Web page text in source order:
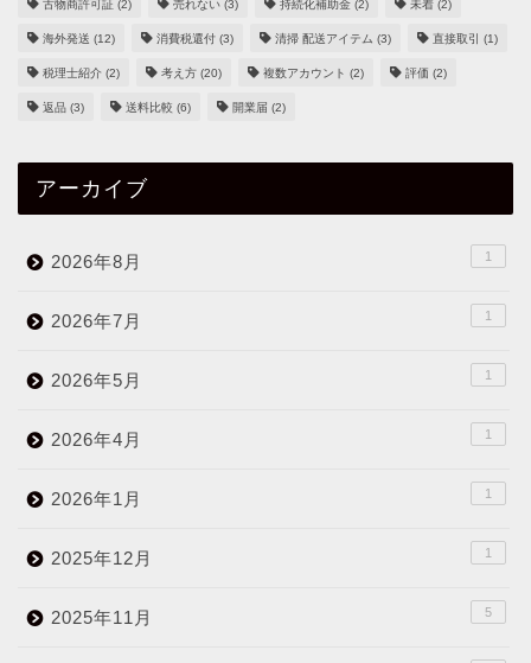
古物商許可証 (2) 売れない (3) 持続化補助金 (2) 未着 (2)
海外発送 (12) 消費税還付 (3) 清掃 配送アイテム (3) 直接取引 (1)
税理士紹介 (2) 考え方 (20) 複数アカウント (2) 評価 (2)
返品 (3) 送料比較 (6) 開業届 (2)
アーカイブ
2026年8月 1
2026年7月 1
2026年5月 1
2026年4月 1
2026年1月 1
2025年12月 1
2025年11月 5